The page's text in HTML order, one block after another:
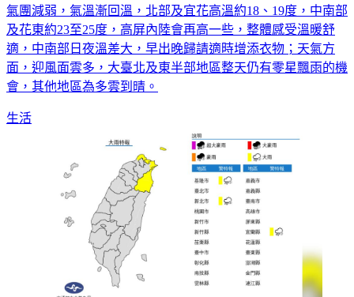
氣團減弱，氣溫漸回溫，北部及宜花高溫約18、19度，中南部
及花東約23至25度，高屏內陸會再高一些，整體感受溫暖舒
適，中南部日夜溫差大，早出晚歸請適時增添衣物；天氣方
面，迎風面雲多，大臺北及東半部地區整天仍有零星飄雨的機
會，其他地區為多雲到晴。
生活